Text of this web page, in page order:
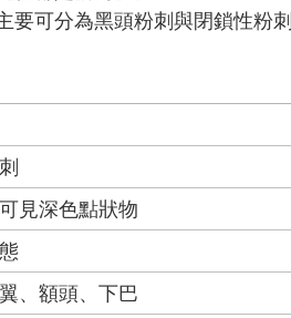
要可分為黑頭粉刺與閉鎖性粉刺
見深色點狀物
、額頭、下巴